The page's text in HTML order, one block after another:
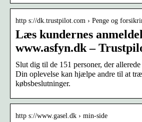
http s://dk.trustpilot.com › Penge og
Læs kundernes
www.asfyn.dk –
Slut dig til de 151 personer, der
Din oplevelse kan hjælpe andre til at
købsbeslutninger.
http s://www.gasel.dk › min-side